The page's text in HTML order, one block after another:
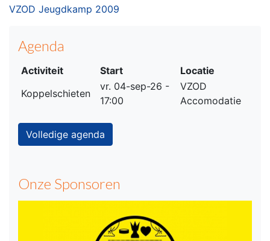
VZOD Jeugdkamp 2009
Agenda
Activiteit Start
Locatie
Koppelschieten
vr. 04-sep-26 -
17:00
VZOD
Accomodatie
Volledige agenda
Onze Sponsoren